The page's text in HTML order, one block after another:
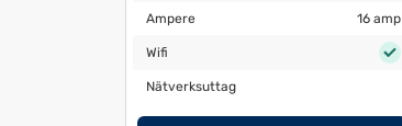
Ampere 16 amp
Ampere 16 amp
WifiWifi
Nätverksuttag
Nätverksuttag